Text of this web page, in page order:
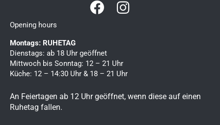
F
e
b
o
o
I
a
g
r
Opening hours
Montags: RUHETAG
Dienstags: ab 18 Uhr geöffnet
Mittwoch bis Sonntag: 12 – 21 Uhr
Küche: 12 – 14:30 Uhr & 18 – 21 Uhr
An Feiertagen ab 12 Uhr geöffnet, wenn diese auf einen
Ruhetag fallen.